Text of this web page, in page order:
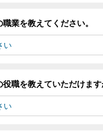
業を教えてください。
職を教えていただけます